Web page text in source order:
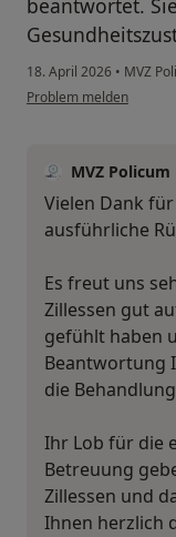
beantwortet.
18. April 2026 • MVZ
Problem melden
MVZ
Vielen Dank
ausführliche
Es freut uns
Zillessen gut
gefühlt haben
Beantwortung
die
Ihr Lob für die
Betreuung
Zillessen und
Ihnen herzlich